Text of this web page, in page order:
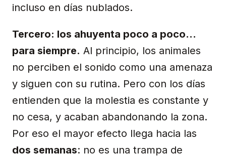
incluso en días nublados.
Tercero: los ahuyenta poco a poco…
para siempre. Al principio, los animales
no perciben el sonido como una amenaza
y siguen con su rutina. Pero con los días
entienden que la molestia es constante y
no cesa, y acaban abandonando la zona.
Por eso el mayor efecto llega hacia las
dos semanas: no es una trampa de